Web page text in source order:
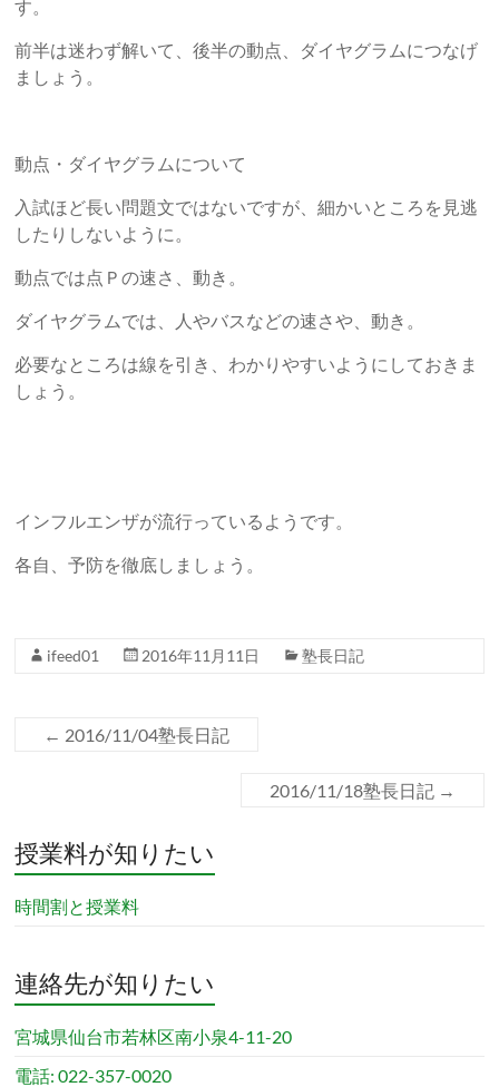
す。
前半は迷わず解いて、後半の動点、ダイヤグラムにつなげ
ましょう。
動点・ダイヤグラムについて
入試ほど長い問題文ではないですが、細かいところを見逃
したりしないように。
動点では点Ｐの速さ、動き。
ダイヤグラムでは、人やバスなどの速さや、動き。
必要なところは線を引き、わかりやすいようにしておきま
しょう。
インフルエンザが流行っているようです。
各自、予防を徹底しましょう。
ifeed01 2016年11月11日 塾長日記
← 2016/11/04塾長日記
2016/11/18塾長日記 →
授業料が知りたい
時間割と授業料
連絡先が知りたい
宮城県仙台市若林区南小泉4-11-20
電話: 022-357-0020